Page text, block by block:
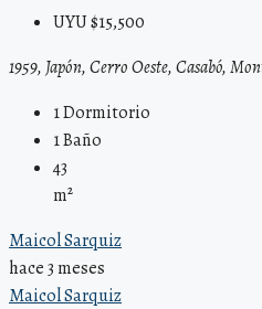
UYU $15,500
1959, Japón, Cerro Oeste, Casabó,
1Dormitorio
1Baño
43
m²
Maicol Sarquiz
hace 3 meses
Maicol Sarquiz